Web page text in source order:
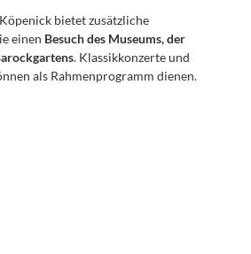
bietet zusätzliche
einen Besuch des Museums, der
. Klassikkonzerte und
als Rahmenprogramm dienen.